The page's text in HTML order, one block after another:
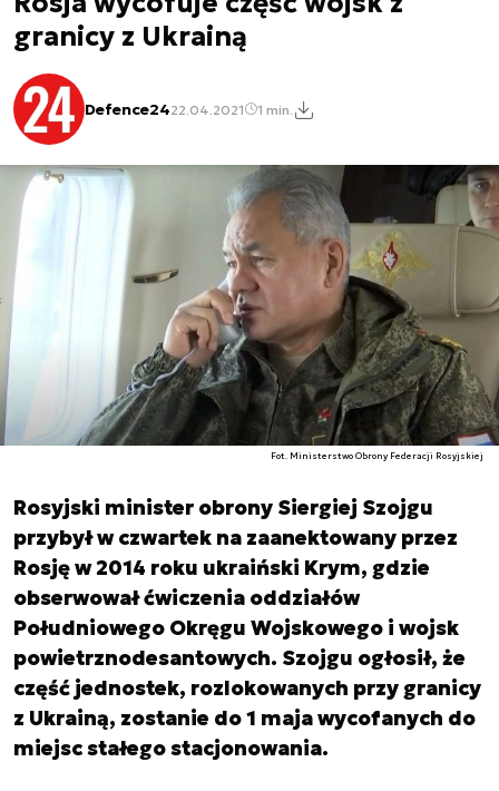
granicy z Ukrainą
Defence2422.04.2021 1 min.
Fot. Ministerstwo Obrony Federacji Rosyjskiej
Rosyjski minister obrony Siergiej Szojgu
przybył w czwartek na zaanektowany przez
Rosję w 2014 roku ukraiński Krym, gdzie
obserwował ćwiczenia oddziałów
Południowego Okręgu Wojskowego i wojsk
powietrznodesantowych. Szojgu ogłosił, że
część jednostek, rozlokowanych przy granicy
z Ukrainą, zostanie do 1 maja wycofanych do
miejsc stałego stacjonowania.